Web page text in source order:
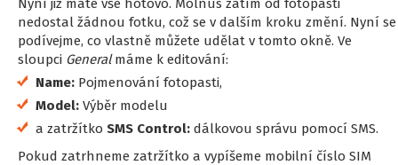
Nyní již máte vše hotovo. Molnus zatím od fotopasti
nedostal žádnou fotku, což se v dalším kroku změní. Nyní se
podívejme, co vlastně můžete udělat v tomto okně. Ve
sloupci Generalmáme k editování:
Name: Pojmenování fotopasti,
Model: Výběr modelu
a zatržítko SMS Control: dálkovou správu pomocí SMS.
Pokud zatrhneme zatržítko a vypíšeme mobilní číslo SIM